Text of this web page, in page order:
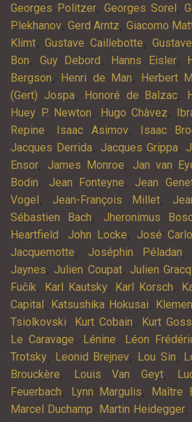
Georges Politzer, Georges Sorel ,
Plekhanov,Gerd Arntz, Giacomo
Klimt, Gustave Caillebotte,
Bon, Guy Debord , Hanns Eisler,
Bergson, Henri de Man, Herbert
(Gert) Jospa, Honoré de Balzac,
Huey P. Newton, Hugo Chàvez,
Repine, Isaac Asimov, Isaac
Jacques Derrida, Jacques Grippa,
Ensor, James Monroe, Jan van
Bodin, Jean Fonteyne, Jean
Vogel , Jean-François Millet,
Sébastien Bach, Jheronimus
Heartfield , John Locke, José
Jacquemotte, Joséphin Péladan,
Jaynes, Julien Coupat, Julien Gracq
Fučík, Karl Kautsky, Karl Korsch,
Capital , Katsushika Hokusai,
Tsiolkovski, Kurt Cobain, Kurt
Le Caravage, Lénine, Léon
Trotsky, Leonid Brejnev, Lou Sin,
Brouckère, Louis Van Geyt,
Feuerbach, Lynn Margulis, Maître
Marcel Duchamp, Martin Heidegger,